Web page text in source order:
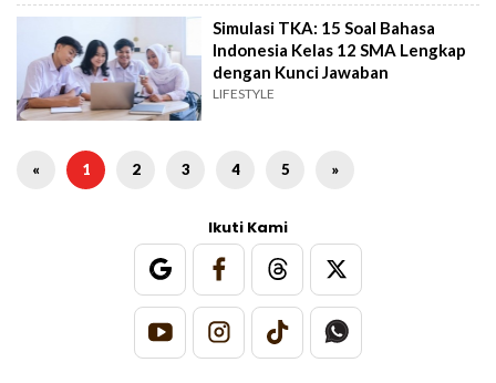
Simulasi TKA: 15 Soal Bahasa
Indonesia Kelas 12 SMA Lengkap
dengan Kunci Jawaban
LIFESTYLE
« 1 2 3 4 5 »
Ikuti Kami